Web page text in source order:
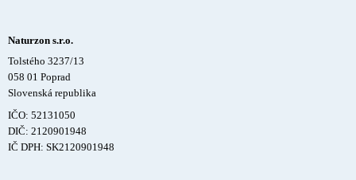
Naturzon s.r.o.
Tolstého 3237/13
058 01 Poprad
Slovenská republika
IČO: 52131050
DIČ: 2120901948
IČ DPH: SK2120901948